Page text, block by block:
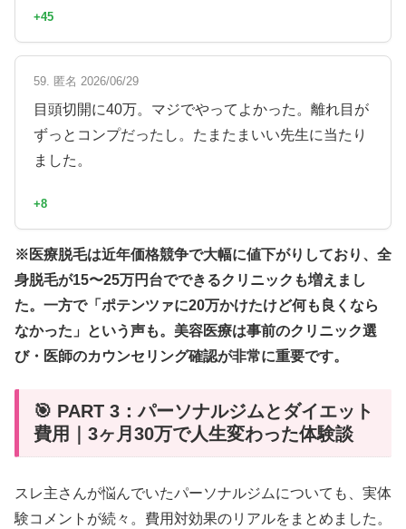
+45
59. 匿名 2026/06/29
目頭切開に40万。マジでやってよかった。離れ目が
ずっとコンプだったし。たまたまいい先生に当たり
ました。
+8
※医療脱毛は近年価格競争で大幅に値下がりしており、全
身脱毛が15〜25万円台でできるクリニックも増えまし
た。一方で「ポテンツァに20万かけたけど何も良くなら
なかった」という声も。美容医療は事前のクリニック選
び・医師のカウンセリング確認が非常に重要です。
🎯 PART 3：パーソナルジムとダイエット
費用｜3ヶ月30万で人生変わった体験談
スレ主さんが悩んでいたパーソナルジムについても、実体
験コメントが続々。費用対効果のリアルをまとめました。